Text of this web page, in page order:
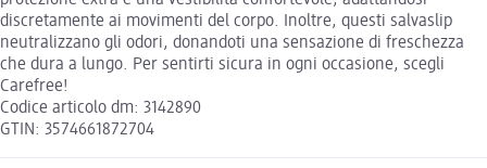
discretamente ai movimenti del corpo. Inoltre, questi salvaslip
neutralizzano gli odori, donandoti una sensazione di freschezza
che dura a lungo. Per sentirti sicura in ogni occasione, scegli
Carefree!
Codice articolo dm: 3142890
GTIN: 3574661872704